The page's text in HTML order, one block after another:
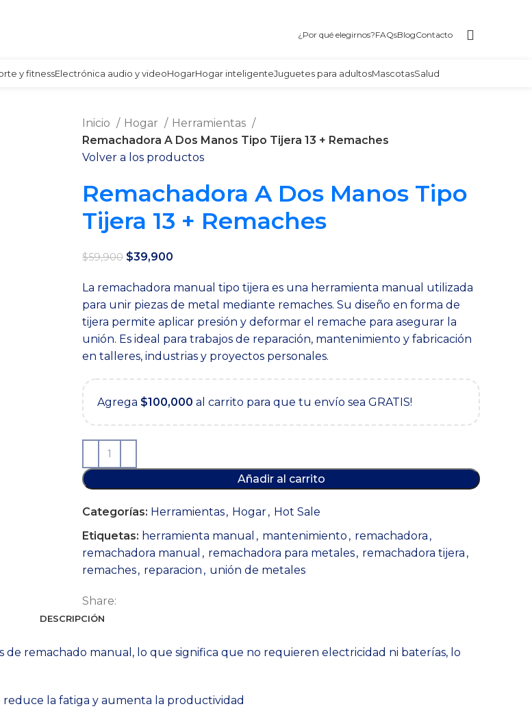
¿Por qué elegirnos?FAQsBlogContacto
y fitnessElectrónica audio y videoHogarHogar inteligenteJuguetes para adultosMascotasSalud
Inicio Hogar
Herramientas
Remachadora A Dos Manos Tipo Tijera 13 + Remaches
Volver a los productos
Remachadora A Dos Manos Tipo
Tijera 13 + Remaches
$59,900 El
original
era:
$59,900.
$39,900
actual
es:
$39,900.
La remachadora manual tipo tijera es una herramienta manual utilizada
para unir piezas de metal mediante remaches. Su diseño en forma de
tijera permite aplicar presión y deformar el remache para asegurar la
unión. Es ideal para trabajos de reparación, mantenimiento y fabricación
en talleres, industrias y proyectos personales.
Agrega $100,000 al carrito para que tu envío sea GRATIS!
Añadir al carrito
Categorías: Herramientas, Hogar, Hot Sale
Etiquetas: herramienta manual , mantenimiento , remachadora ,
remachadora manual , remachadora para metales, remachadora tijera ,
remaches, reparacion , unión de metales
Share:
DESCRIPCIÓN
de remachado manual, lo que significa que no requieren electricidad ni baterías, lo
la fatiga y aumenta la productividad